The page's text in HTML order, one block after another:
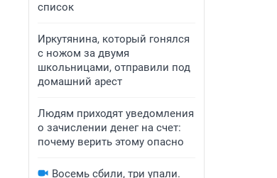
список
Иркутянина, который гонялся
с ножом за двумя
школьницами, отправили под
домашний арест
Людям приходят уведомления
о зачислении денег на счет:
почему верить этому опасно
Восемь сбили, три упали.